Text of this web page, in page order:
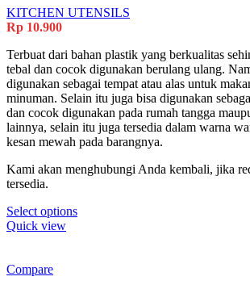
KITCHEN UTENSILS
Rp 10.900
Terbuat dari bahan plastik yang berkualitas
tebal dan cocok digunakan berulang ulang.
digunakan sebagai tempat atau alas untuk
minuman. Selain itu juga bisa digunakan
dan cocok digunakan pada rumah tangga
lainnya, selain itu juga tersedia dalam warna
kesan mewah pada barangnya.
Kami akan menghubungi Anda kembali, jika
tersedia.
Select options
Quick view
Compare